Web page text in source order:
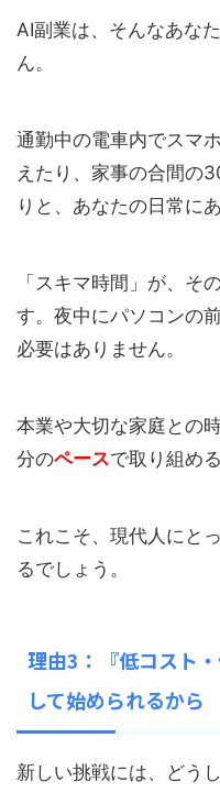
AI副業は、そんなあな
ん。
通勤中の電車内でスマ
えたり、家事の合間の
りと、あなたの日常に
「スキマ時間」が、そ
す。夜中にパソコンの
必要はありません。
本業や大切な家庭との
分のペースで取り組める
これこそ、現代人にと
るでしょう。
理由3：『低コスト
して始められるから
新しい挑戦には、どう